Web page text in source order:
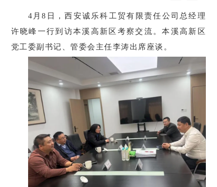
4月8日，西安诚乐科工贸有限责任公司总经理
许晓峰一行到访本溪高新区考察交流。本溪高新区
党工委副书记、管委会主任李涛出席座谈。